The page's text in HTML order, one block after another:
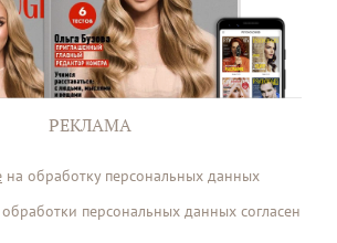
РЕКЛАМА
на обработку персональных данных
обработки персональных данных согласен